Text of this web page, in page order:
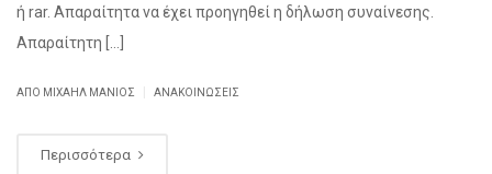
ή rar. Απαραίτητα να έχει προηγηθεί η δήλωση συναίνεσης.
Απαραίτητη […]
ΑΠΌ ΜΙΧΑΉΛ ΜΑΝΙΌΣ ΑΝΑΚΟΙΝΏΣΕΙΣ
Περισσότερα